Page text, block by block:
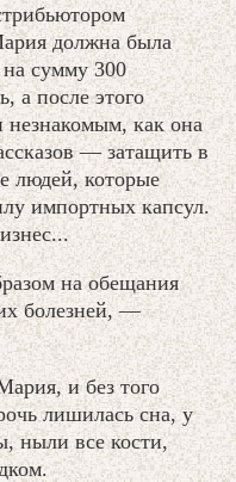
должна была
сумму 300
а после этого
незнакомым, как она
— затащить в
людей, которые
импортных капсул.
на обещания
болезней, —
и без того
лишилась сна, у
ныли все кости,